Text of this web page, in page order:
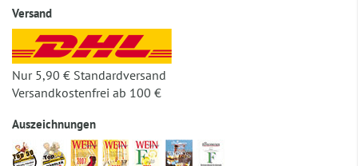
Versand
Nur 5,90 € Standardversand
Versandkostenfrei ab 100 €
Auszeichnungen